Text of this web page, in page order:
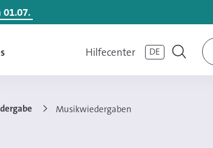
Hilfecenter DE
Musikwiedergaben